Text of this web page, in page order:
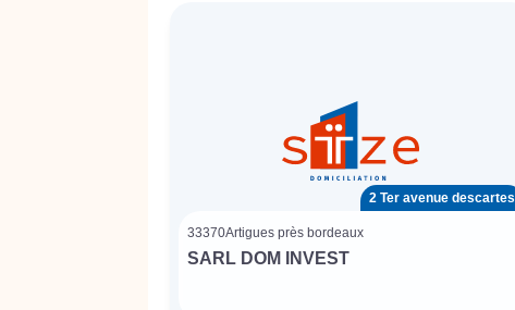
2 Ter avenue descartes
33370Artigues près bordeaux
SARL DOM INVEST